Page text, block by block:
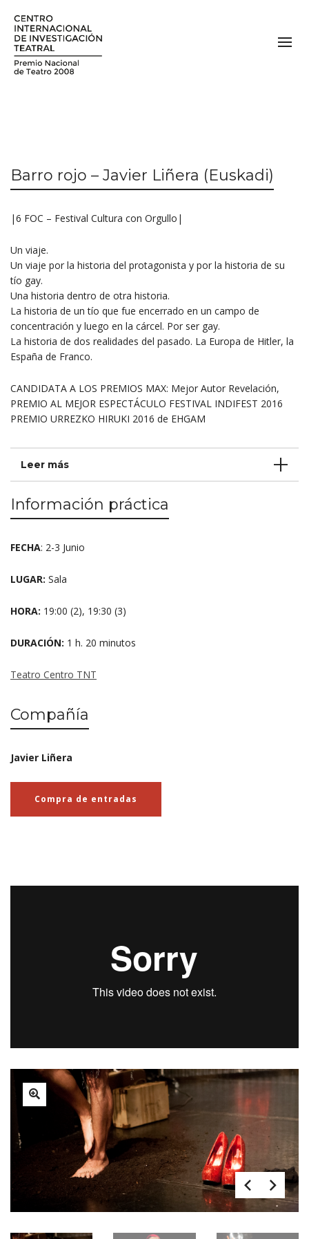
Barro rojo – Javier Liñera (Euskadi)
|6 FOC – Festival Cultura con Orgullo|
Un viaje.
Un viaje por la historia del protagonista y por la historia de su
tío gay.
Una historia dentro de otra historia.
La historia de un tío que fue encerrado en un campo de
concentración y luego en la cárcel. Por ser gay.
La historia de dos realidades del pasado. La Europa de Hitler, la
España de Franco.
CANDIDATA A LOS PREMIOS MAX: Mejor Autor Revelación,
PREMIO AL MEJOR ESPECTÁCULO FESTIVAL INDIFEST 2016
PREMIO URREZKO HIRUKI 2016 de EHGAM
Leer más
Información práctica
FECHA: 2-3 Junio
LUGAR: Sala
HORA: 19:00 (2), 19:30 (3)
DURACIÓN: 1 h. 20 minutos
Teatro Centro TNT
Compañía
Javier Liñera
Compra de entradas